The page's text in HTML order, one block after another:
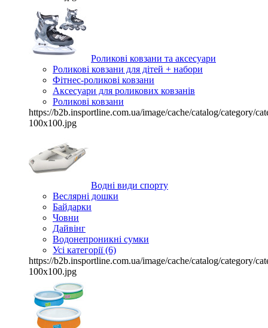
Роликові ковзани та аксесуари
Роликові ковзани для дітей + набори
Фітнес-роликові ковзани
Аксесуари для роликових ковзанів
Роликові ковзани
https://b2b.insportline.com.ua/image/cache/catalog/category/
100x100.jpg
Водні види спорту
Веслярні дошки
Байдарки
Човни
Дайвінг
Водонепроникні сумки
Усі категорії (6)
https://b2b.insportline.com.ua/image/cache/catalog/category/
100x100.jpg